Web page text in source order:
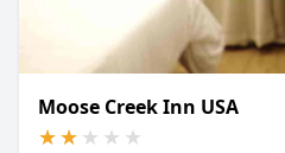
Moose Creek Inn USA
★★★★★
★★★★★